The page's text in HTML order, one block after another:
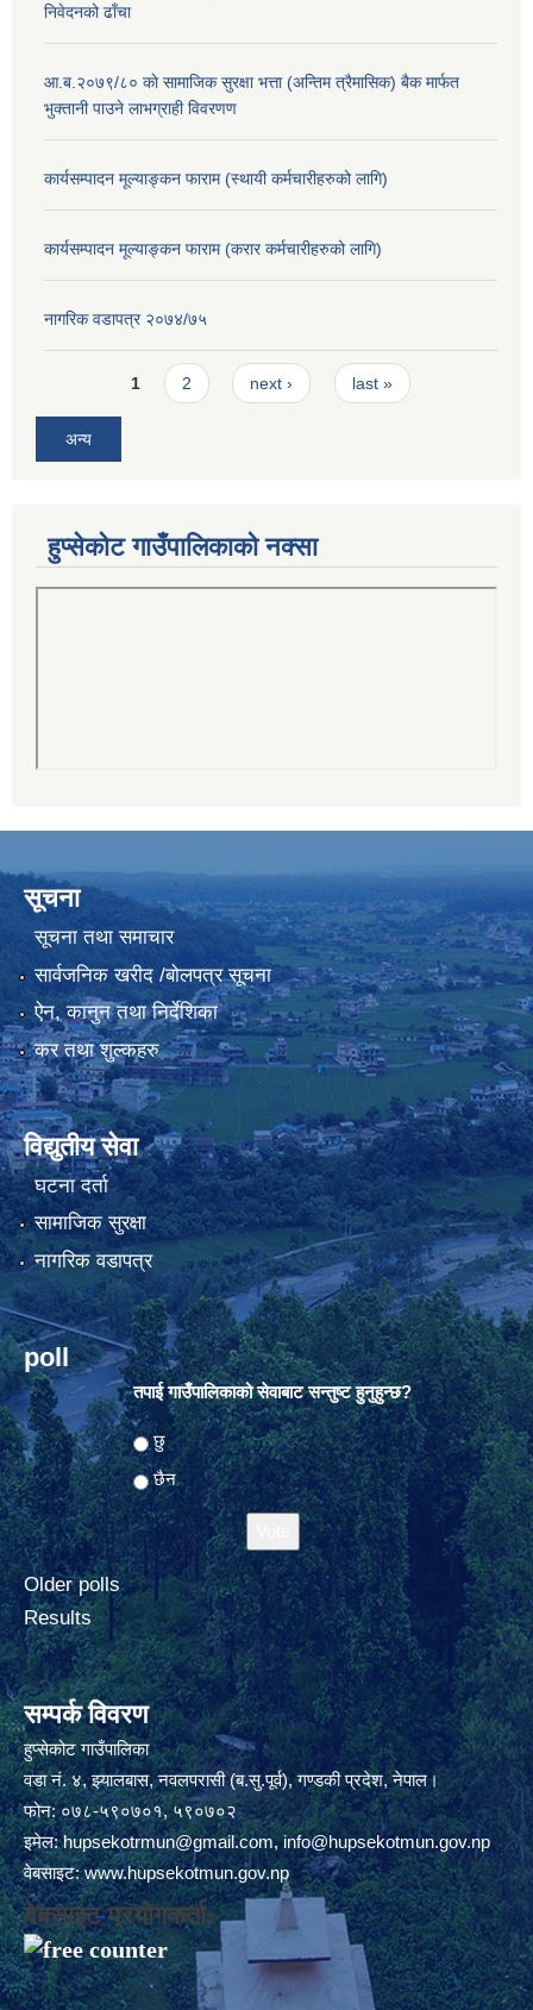
निवेदनको ढाँचा
आ.ब.२०७९/८० काे सामाजिक सुरक्षा भत्ता (अन्तिम त्रैमासिक) बैक मार्फत
भुक्तानी पाउने लाभग्राही विवरणण
कार्यसम्पादन मूल्याङ्कन फाराम (स्थायी कर्मचारीहरुको लागि)
कार्यसम्पादन मूल्याङ्कन फाराम (करार कर्मचारीहरुको लागि)
नागरिक वडापत्र २०७४/७५
Pages1 2 next › last »
अन्य
हुप्सेकोट गाउँपालिकाको नक्सा
सूचना
सूचना तथा समाचार
सार्वजनिक खरीद /बोलपत्र सूचना
ऐन, कानुन तथा निर्देशिका
कर तथा शुल्कहरु
विद्युतीय सेवा
घटना दर्ता
सामाजिक सुरक्षा
नागरिक वडापत्र
poll
तपाई गाउँपालिकाको सेवाबाट सन्तुष्ट हुनुहुन्छ?
Choices
छु
छैन
Older polls
Results
सम्पर्क विवरण
हुप्सेकोट गाउँपालिका
वडा नं. ४, झ्यालबास, नवलपरासी (ब.सु.पूर्व), गण्डकी प्रदेश, नेपाल।
फोन: ०७८-५९०७०१, ५९०७०२
इमेल:hupsekotrmun@gmail.com,info@hupsekotmun.gov.np
वेबसाइट:www.hupsekotmun.gov.np
वेबसाइट प्रयोगकर्ता: